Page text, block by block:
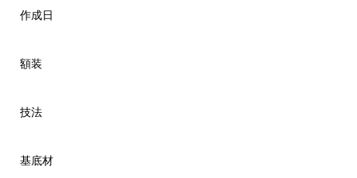
作成日
額装
技法
基底材